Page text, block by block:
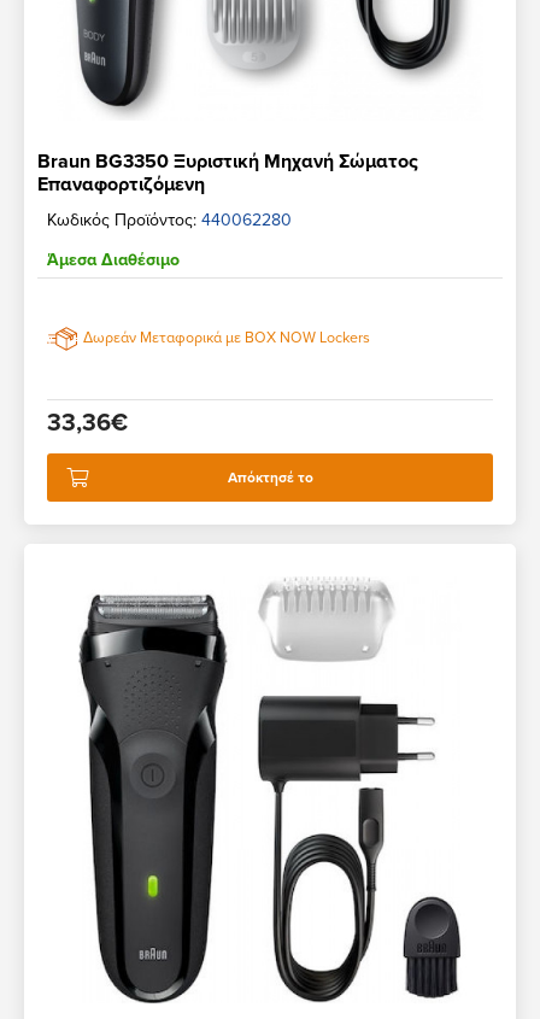
Braun BG3350 Ξυριστική Μηχανή Σώματος
Επαναφορτιζόμενη
Κωδικός Προϊόντος: 440062280
Άμεσα Διαθέσιμο
Δωρεάν Μεταφορικά με BOX NOW Lockers
33,36€
Απόκτησέ το